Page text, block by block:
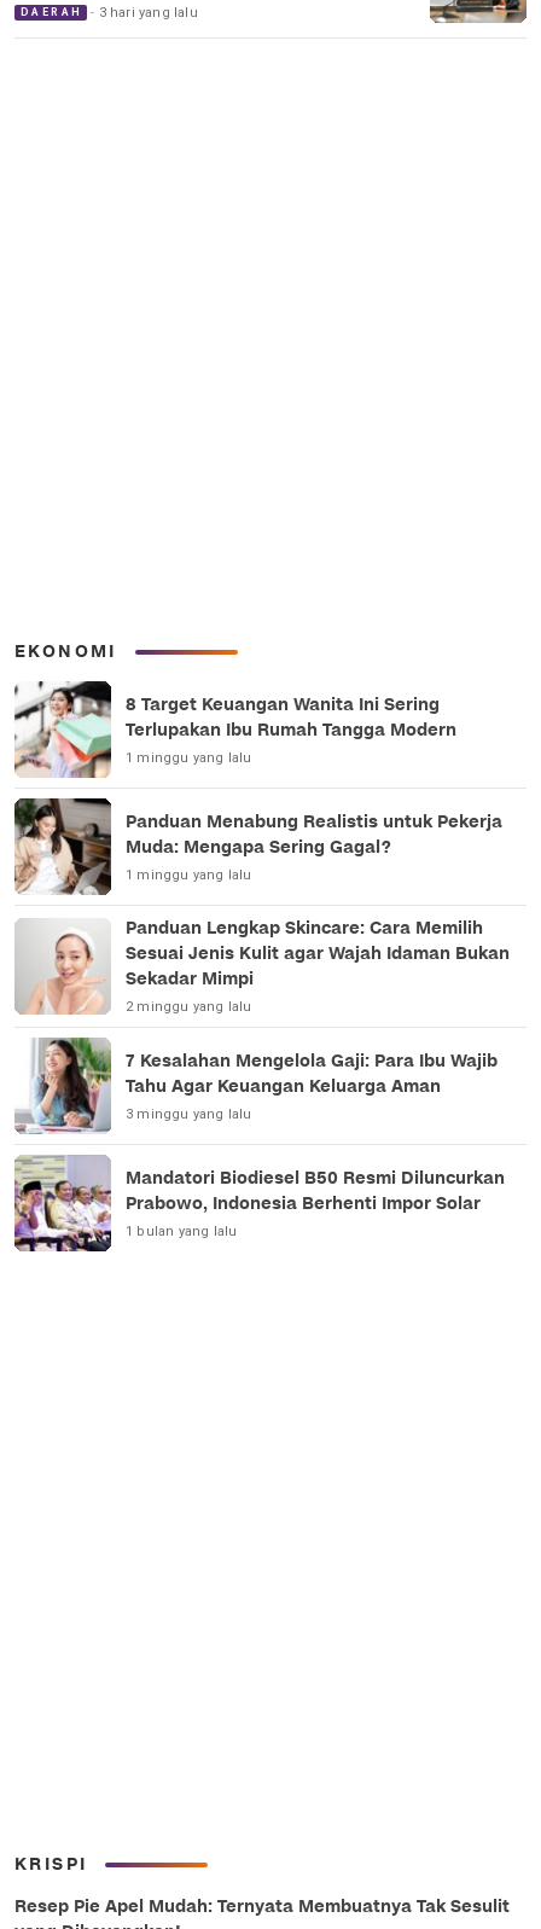
DAERAH 3 hari yang lalu
EKONOMI
8 Target Keuangan Wanita Ini Sering
Terlupakan Ibu Rumah Tangga Modern
1 minggu yang lalu
Panduan Menabung Realistis untuk Pekerja
Muda: Mengapa Sering Gagal?
1 minggu yang lalu
Panduan Lengkap Skincare: Cara Memilih
Sesuai Jenis Kulit agar Wajah Idaman Bukan
Sekadar Mimpi
2 minggu yang lalu
7 Kesalahan Mengelola Gaji: Para Ibu Wajib
Tahu Agar Keuangan Keluarga Aman
3 minggu yang lalu
Mandatori Biodiesel B50 Resmi Diluncurkan
Prabowo, Indonesia Berhenti Impor Solar
1 bulan yang lalu
KRISPI
Resep Pie Apel Mudah: Ternyata Membuatnya Tak Sesulit